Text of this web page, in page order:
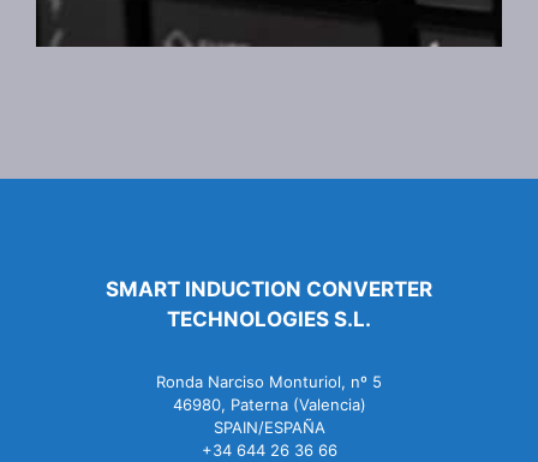
SMART INDUCTION CONVERTER
TECHNOLOGIES S.L.
Ronda Narciso Monturiol, nº 5
46980, Paterna (Valencia)
SPAIN/ESPAÑA
+34 644 26 36 66